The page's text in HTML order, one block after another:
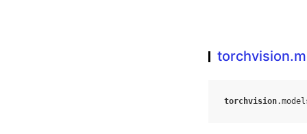
torchvision.